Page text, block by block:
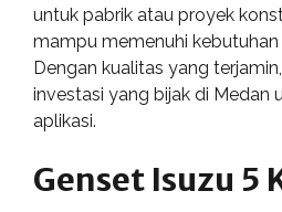
untuk pabrik atau proyek
mampu memenuhi
Dengan kualitas yang
investasi yang bijak di Medan
aplikasi.
Genset Isuzu 5